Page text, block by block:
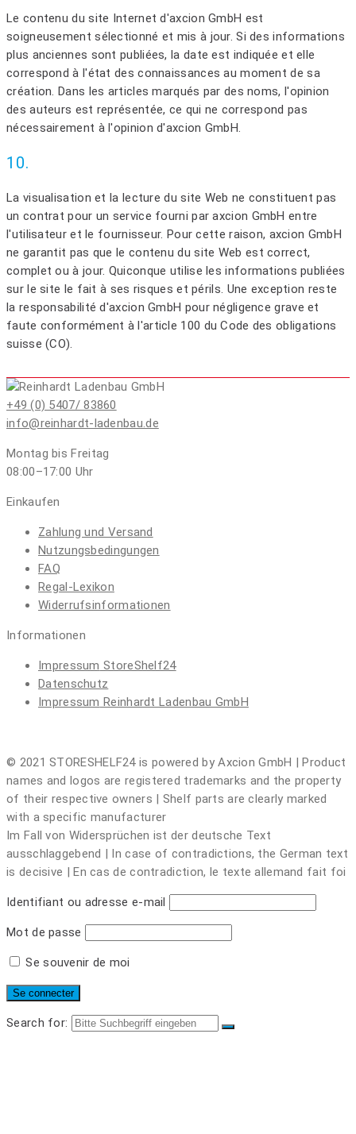
Le contenu du site Internet d'axcion GmbH est
soigneusement sélectionné et mis à jour. Si des informations
plus anciennes sont publiées, la date est indiquée et elle
correspond à l'état des connaissances au moment de sa
création. Dans les articles marqués par des noms, l'opinion
des auteurs est représentée, ce qui ne correspond pas
nécessairement à l'opinion d'axcion GmbH.
10.
La visualisation et la lecture du site Web ne constituent pas
un contrat pour un service fourni par axcion GmbH entre
l'utilisateur et le fournisseur. Pour cette raison, axcion GmbH
ne garantit pas que le contenu du site Web est correct,
complet ou à jour. Quiconque utilise les informations publiées
sur le site le fait à ses risques et périls. Une exception reste
la responsabilité d'axcion GmbH pour négligence grave et
faute conformément à l'article 100 du Code des obligations
suisse (CO).
+49 (0) 5407/ 83860
info@reinhardt-ladenbau.de
Montag bis Freitag
08:00–17:00 Uhr
Einkaufen
Zahlung und Versand
Nutzungsbedingungen
FAQ
Regal-Lexikon
Widerrufsinformationen
Informationen
Impressum StoreShelf24
Datenschutz
Impressum Reinhardt Ladenbau GmbH
© 2021 STORESHELF24 is powered by Axcion GmbH | Product
names and logos are registered trademarks and the property
of their respective owners | Shelf parts are clearly marked
with a specific manufacturer
Im Fall von Widersprüchen ist der deutsche Text
ausschlaggebend | In case of contradictions, the German text
is decisive | En cas de contradiction, le texte allemand fait foi
Identifiant ou adresse e-mail
Mot de passe
Se souvenir de moi
Search for: